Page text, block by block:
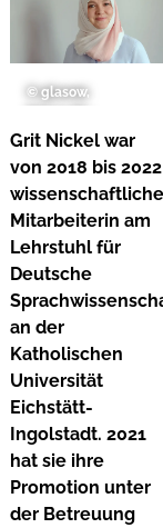
© glasow,
Grit Nickel war
von 2018 bis 2022
wissenschaftliche
Mitarbeiterin am
Lehrstuhl für
Deutsche
an der
Katholischen
Universität
Eichstätt-
Ingolstadt. 2021
hat sie ihre
Promotion unter
der Betreuung